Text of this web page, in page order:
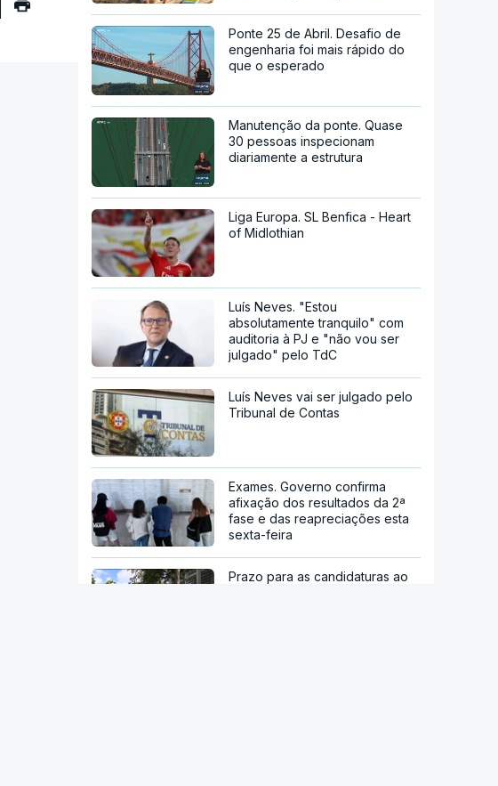
Ponte 25 de Abril. Desafio de
engenharia foi mais rápido do
que o esperado
Manutenção da ponte. Quase
30 pessoas inspecionam
diariamente a estrutura
Liga Europa. SL Benfica - Heart
of Midlothian
Luís Neves. "Estou
absolutamente tranquilo" com
auditoria à PJ e "não vou ser
julgado" pelo TdC
Luís Neves vai ser julgado pelo
Tribunal de Contas
Exames. Governo confirma
afixação dos resultados da 2ª
fase e das reapreciações esta
sexta-feira
Prazo para as candidaturas ao